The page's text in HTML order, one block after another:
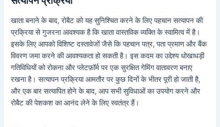
खाता बनाने के बाद, रोबैट को यह सुनिश्चित करने के लिए पहचान सत्यापन की
प्रक्रिया से गुजरना आवश्यक है कि खाता वास्तविक व्यक्ति के स्वामित्व में है।
इसके लिए आपको विशिष्ट दस्तावेजों जैसे कि पहचान पत्र, पता प्रमाण और बैंक
विवरण जमा करने की आवश्यकता हो सकती है। इस कदम का उद्देश्य धोखाधड़ी
गतिविधियों को रोकना और प्लेटफ़ॉर्म पर एक सुरक्षित गेमिंग वातावरण बनाए
रखना है। सत्यापन प्रक्रिया आमतौर पर कुछ दिनों के भीतर पूरी हो जाती है,
और एक बार सत्यापित होने के बाद, आप सभी सुविधाओं का उपयोग करने और
रोबैट की पेशकश का आनंद लेने के लिए स्वतंत्र हैं।